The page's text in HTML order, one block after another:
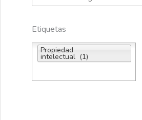
Etiquetas
Propiedad
intelectual (1)